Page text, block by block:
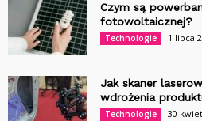
Czym są
fotowoltaicznej?
Technologie 1 lipca
Jak skaner
wdrożenia
Technologie 30